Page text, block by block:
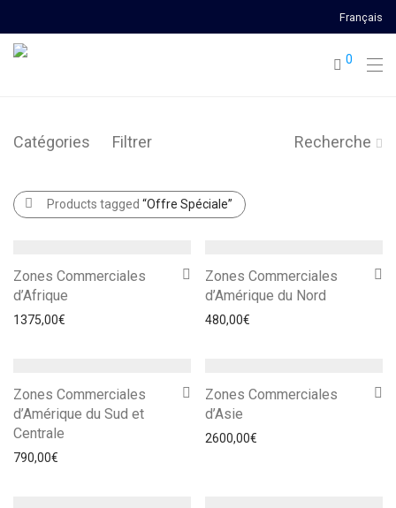
Français
0
Catégories Filtrer Recherche
Products tagged “Offre Spéciale”
Zones Commerciales
d’Afrique
1375,00€
Zones Commerciales
d’Amérique du Nord
480,00€
Zones Commerciales
d’Amérique du Sud et
Centrale
790,00€
Zones Commerciales
d’Asie
2600,00€